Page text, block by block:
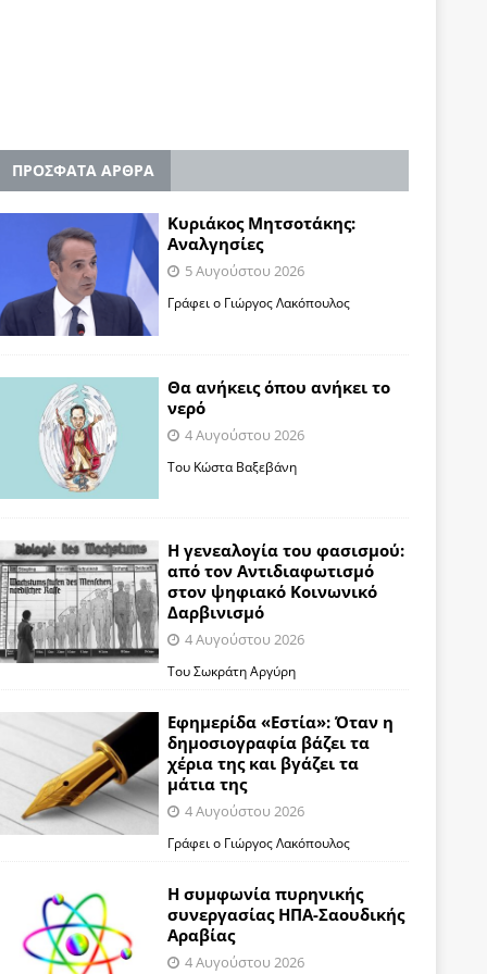
ΠΡΟΣΦΑΤΑ ΑΡΘΡΑ
Κυριάκος Μητσοτάκης:
Αναλγησίες
5 Αυγούστου 2026
Γράφει ο Γιώργος Λακόπουλος
Θα ανήκεις όπου ανήκει το
νερό
4 Αυγούστου 2026
Του Κώστα Βαξεβάνη
Η γενεαλογία του φασισμού:
από τον Αντιδιαφωτισμό
στον ψηφιακό Κοινωνικό
Δαρβινισμό
4 Αυγούστου 2026
Του Σωκράτη Αργύρη
Εφημερίδα «Εστία»: Όταν η
δημοσιογραφία βάζει τα
χέρια της και βγάζει τα
μάτια της
4 Αυγούστου 2026
Γράφει ο Γιώργος Λακόπουλος
Η συμφωνία πυρηνικής
συνεργασίας ΗΠΑ-Σαουδικής
Αραβίας
4 Αυγούστου 2026